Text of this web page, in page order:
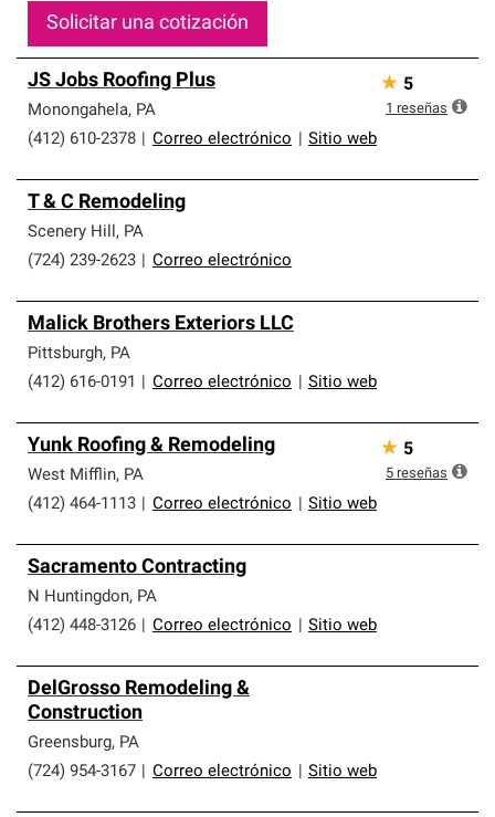
Solicitar una cotización
JS Jobs Roofing Plus
Monongahela, PA
(412) 610-2378
Correo electrónico Sitio web
★ 5
1 reseñas
T & C Remodeling
Scenery Hill, PA
(724) 239-2623
Correo electrónico
Malick Brothers Exteriors LLC
Pittsburgh, PA
(412) 616-0191
Correo electrónico Sitio web
Yunk Roofing & Remodeling
West Mifflin, PA
(412) 464-1113
Correo electrónico Sitio web
★ 5
5 reseñas
Sacramento Contracting
N Huntingdon, PA
(412) 448-3126
Correo electrónico Sitio web
DelGrosso Remodeling &
Construction
Greensburg, PA
(724) 954-3167
Correo electrónico Sitio web